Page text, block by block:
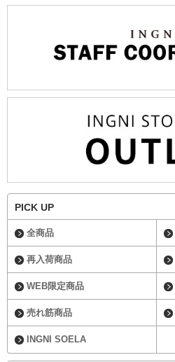
PICK UP
全商品
再入荷商品
WEB限定商品
売れ筋商品
INGNI SOELA